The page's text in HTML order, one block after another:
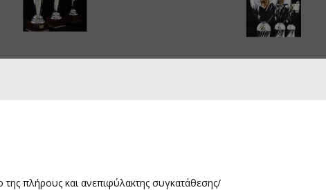
πλήρους και ανεπιφύλακτης συγκατάθεσης/